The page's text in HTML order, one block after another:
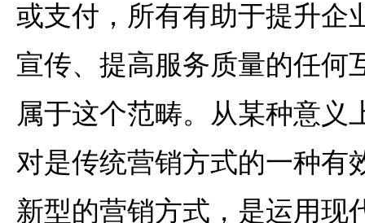
或支付，所有有助于提升企
宣传、提高服务质量的任何
属于这个范畴。从某种意义
对是传统营销方式的一种有
新型的营销方式，是运用现